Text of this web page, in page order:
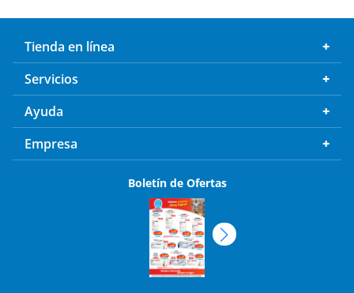
Tienda en línea
Servicios
Ayuda
Empresa
Boletín de Ofertas